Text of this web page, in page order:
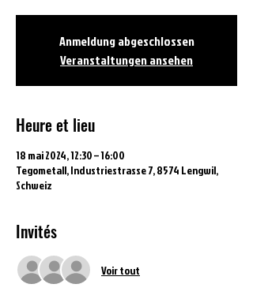
Anmeldung abgeschlossen
Veranstaltungen ansehen
Heure et lieu
18 mai 2024, 12:30 – 16:00
Tegometall, Industriestrasse 7, 8574 Lengwil,
Schweiz
Invités
Voir tout